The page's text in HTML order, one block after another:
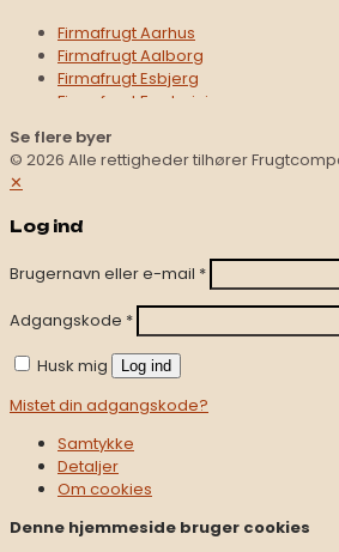
Firmafrugt Aarhus
Firmafrugt Aalborg
Firmafrugt Esbjerg
Firmafrugt Fredericia
Firmafrugt Hedensted
Firmafrugt Herning
Firmafrugt Holstebro
Firmafrugt Horsens
Firmafrugt Middelfart
Firmafrugt Nørresund
Firmafrugt Odense
Firmafrugt Randers
Firmafrugt Silkeborg
Firmafrugt Sønderborg
Firmafrugt Vejen
Firmafrugt Vejle
Firmafrugt Viborg
Firmafrugt Åbenrå
Se flere byer
© 2026 Alle rettigheder tilhører
✕
Log ind
Brugernavn eller e-mail *
Adgangskode *
Husk mig
Log ind
Mistet din adgangskode?
Samtykke
Detaljer
Om cookies
Denne hjemmeside bruger cookies